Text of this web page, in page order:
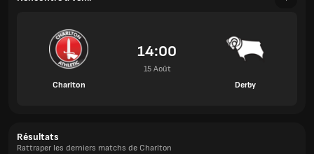
Charlton
14:00
15 Août
Derby
Résultats
Rattraper les derniers matchs de Charlton